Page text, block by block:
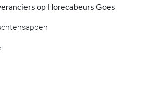
op Horecabeurs Goes